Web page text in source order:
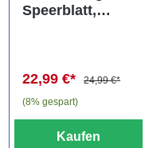
Speerblatt,
22,99 €*
24,99 €*
(8% gespart)
Kaufen